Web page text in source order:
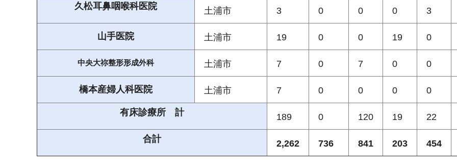
久松耳鼻咽喉科医院 土浦市 3 0 0 0 3
山手医院 土浦市 19 0 0 19 0
中央大祢整形形成外科 土浦市 7 0 7 0 0
橋本産婦人科医院 土浦市 7 0 0 0 0
有床診療所 計 189 0 120 19 22
合計 2,262 736 841 203 454